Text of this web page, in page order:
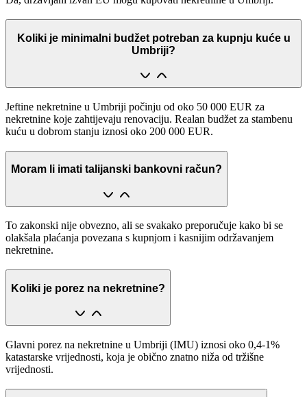
Koliki je minimalni budžet potreban za kupnju kuće u
Umbriji?
Jeftine nekretnine u Umbriji počinju od oko 50 000 EUR za
nekretnine koje zahtijevaju renovaciju. Realan budžet za stambenu
kuću u dobrom stanju iznosi oko 200 000 EUR.
Moram li imati talijanski bankovni račun?
To zakonski nije obvezno, ali se svakako preporučuje kako bi se
olakšala plaćanja povezana s kupnjom i kasnijim održavanjem
nekretnine.
Koliki je porez na nekretnine?
Glavni porez na nekretnine u Umbriji (IMU) iznosi oko 0,4-1%
katastarske vrijednosti, koja je obično znatno niža od tržišne
vrijednosti.